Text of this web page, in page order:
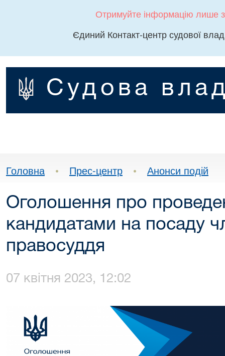
Отримуйте інформацію лише
Єдиний Контакт-центр судової
Судова
Головна • Прес-центр • Анонси подій
Оголошення про
кандидатами на посаду
правосуддя
07 квітня 2023, 12:02